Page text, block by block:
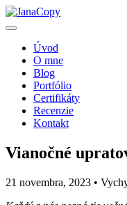
Úvod
O mne
Blog
Portfólio
Certifikáty
Recenzie
Kontakt
Vianočné
21 novembra, 2023 •